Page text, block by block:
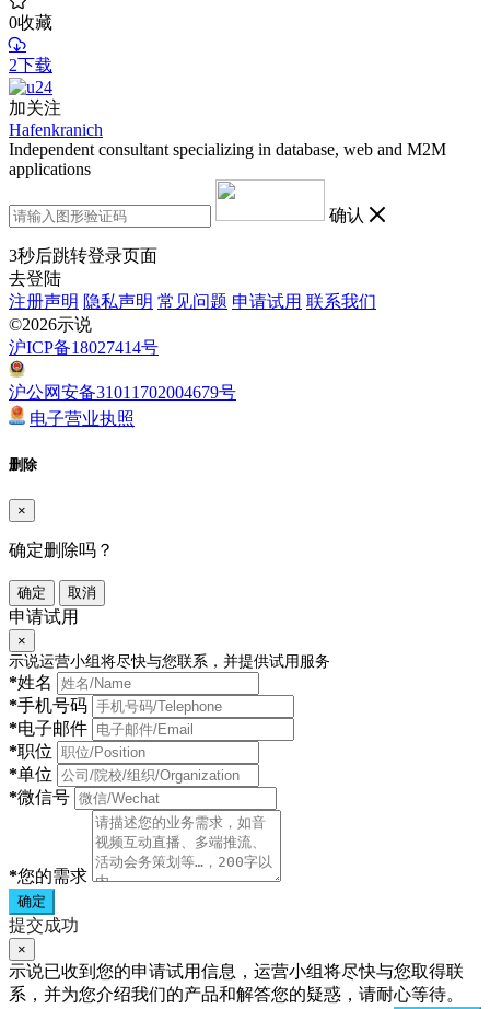
0收藏
2下载
加关注
Hafenkranich
Independent consultant specializing in database, web and M2M
applications
确认
3秒后跳转登录页面
去登陆
注册声明 隐私声明 常见问题 申请试用 联系我们
©2026示说
沪ICP备18027414号
沪公网安备31011702004679号
电子营业执照
删除
×
确定删除吗？
确定 取消
申请试用
×
示说运营小组将尽快与您联系，并提供试用服务
*姓名
*手机号码
*电子邮件
*职位
*单位
*微信号
*您的需求
确定
提交成功
×
示说已收到您的申请试用信息，运营小组将尽快与您取得联
系，并为您介绍我们的产品和解答您的疑惑，请耐心等待。